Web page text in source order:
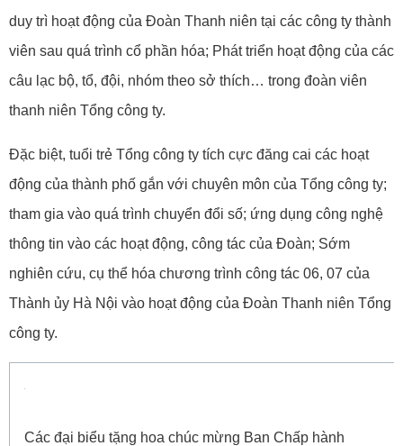
duy trì hoạt động của Đoàn Thanh niên tại các công ty thành
viên sau quá trình cổ phần hóa; Phát triển hoạt động của các
câu lạc bộ, tổ, đội, nhóm theo sở thích… trong đoàn viên
thanh niên Tổng công ty.
Đặc biệt, tuổi trẻ Tổng công ty tích cực đăng cai các hoạt
động của thành phố gắn với chuyên môn của Tổng công ty;
tham gia vào quá trình chuyển đổi số; ứng dụng công nghệ
thông tin vào các hoạt động, công tác của Đoàn; Sớm
nghiên cứu, cụ thể hóa chương trình công tác 06, 07 của
Thành ủy Hà Nội vào hoạt động của Đoàn Thanh niên Tổng
công ty.
Các đại biểu tặng hoa chúc mừng Ban Chấp hành